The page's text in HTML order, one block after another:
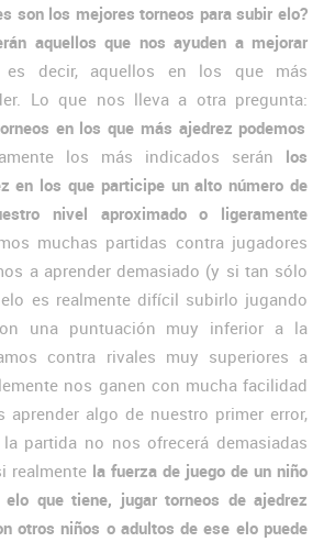
son los mejores torneos para subir elo?
aquellos que nos ayuden a mejorar
es decir, aquellos en los que más
Lo que nos lleva a otra pregunta:
en los que más ajedrez podemos
los más indicados serán los
en los que participe un alto número de
nivel aproximado o ligeramente
muchas partidas contra jugadores
a aprender demasiado (y si tan sólo
es realmente difícil subirlo jugando
una puntuación muy inferior a la
contra rivales muy superiores a
nos ganen con mucha facilidad
aprender algo de nuestro primer error,
partida no nos ofrecerá demasiadas
realmente la fuerza de juego de un niño
que tiene, jugar torneos de ajedrez
otros niños o adultos de ese elo puede